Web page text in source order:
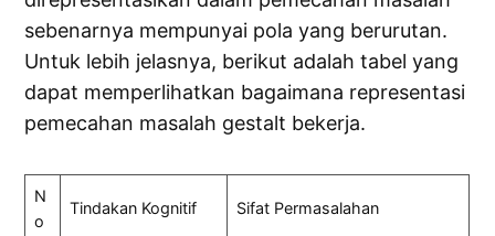
sebenarnya mempunyai pola yang berurutan.
Untuk lebih jelasnya, berikut adalah tabel yang
dapat memperlihatkan bagaimana representasi
pemecahan masalah gestalt bekerja.
N
o
Tindakan Kognitif Sifat Permasalahan